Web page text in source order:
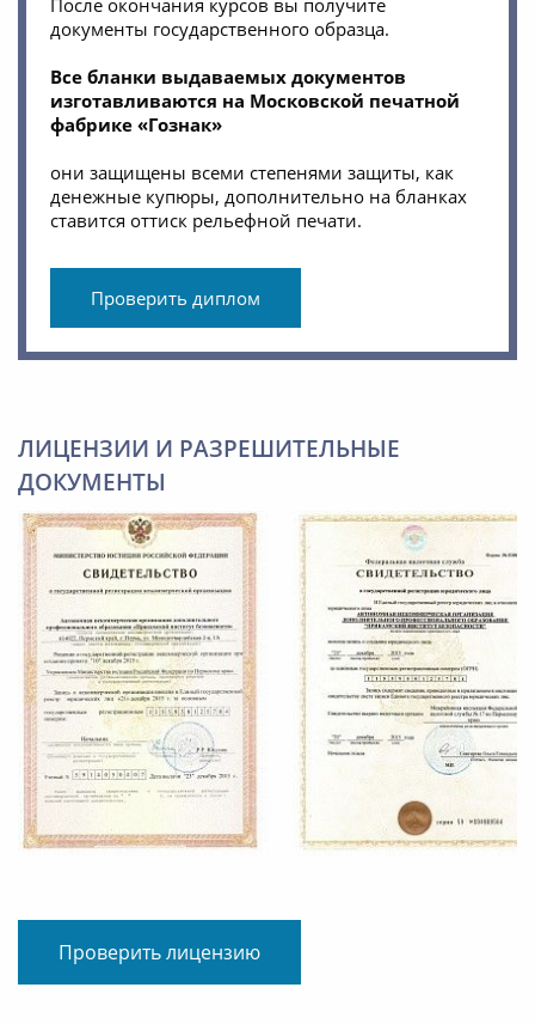
После окончания курсов вы получите
документы государственного образца.
Все бланки выдаваемых документов
изготавливаются на Московской печатной
фабрике «Гознак»
они защищены всеми степенями защиты, как
денежные купюры, дополнительно на бланках
ставится оттиск рельефной печати.
Проверить диплом
ЛИЦЕНЗИИ И РАЗРЕШИТЕЛЬНЫЕ
ДОКУМЕНТЫ
Проверить лицензию